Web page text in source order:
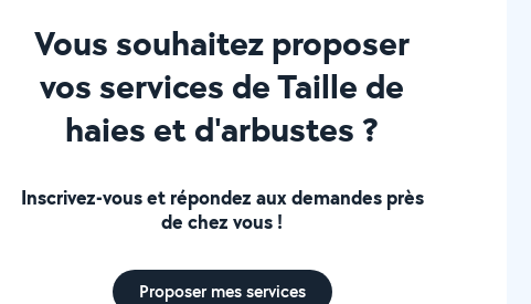
Vous souhaitez proposer
vos services de Taille de
haies et d'arbustes ?
Inscrivez-vous et répondez aux demandes près
de chez vous !
Proposer mes services